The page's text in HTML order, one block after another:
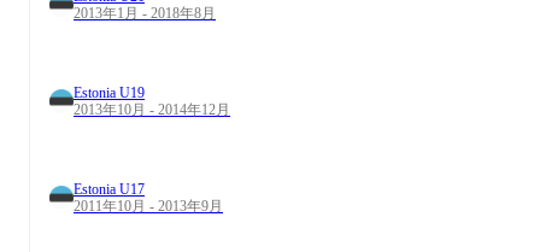
2013年1月 - 2018年8月
Estonia U19
2013年10月 - 2014年12月
Estonia U17
2011年10月 - 2013年9月